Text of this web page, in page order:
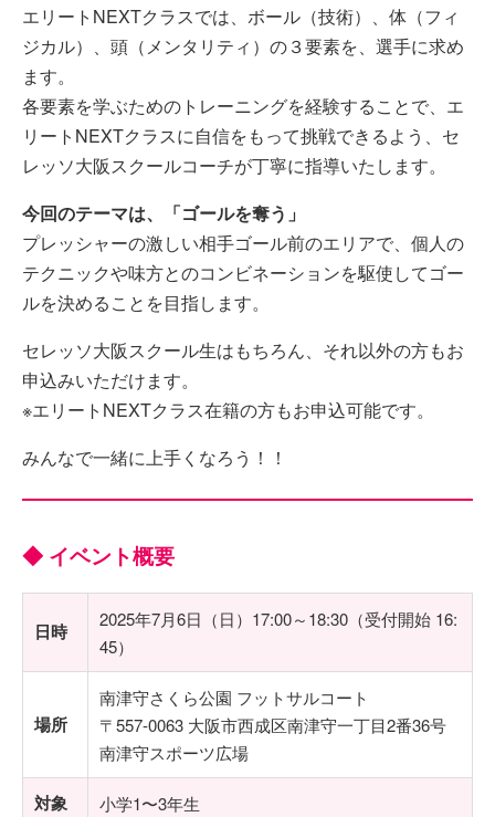
エリートNEXTクラスでは、ボール（技術）、体（フィ
ジカル）、頭（メンタリティ）の３要素を、選手に求め
ます。
各要素を学ぶためのトレーニングを経験することで、エ
リートNEXTクラスに自信をもって挑戦できるよう、セ
レッソ大阪スクールコーチが丁寧に指導いたします。
今回のテーマは、「ゴールを奪う」
プレッシャーの激しい相手ゴール前のエリアで、個人の
テクニックや味方とのコンビネーションを駆使してゴー
ルを決めることを目指します。
セレッソ大阪スクール生はもちろん、それ以外の方もお
申込みいただけます。
※エリートNEXTクラス在籍の方もお申込可能です。
みんなで一緒に上手くなろう！！
◆ イベント概要
日時
2025年7月6日（日）17:00～18:30（受付開始 16:
45）
場所
南津守さくら公園 フットサルコート
〒557-0063 大阪市西成区南津守一丁目2番36号
南津守スポーツ広場
対象 小学1〜3年生